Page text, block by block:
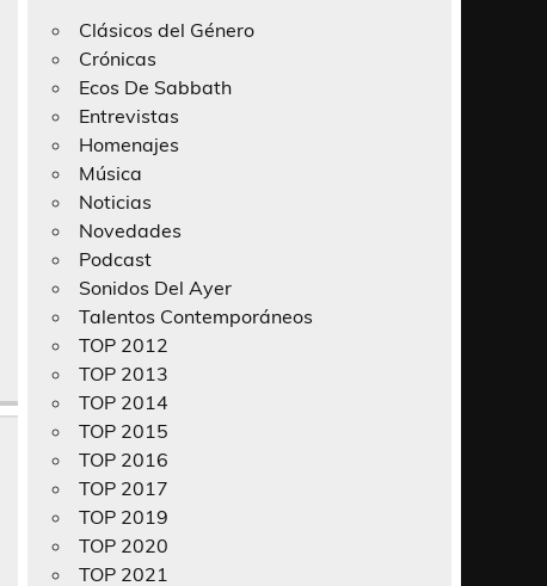
Clásicos del Género
Crónicas
Ecos De Sabbath
Entrevistas
Homenajes
Música
Noticias
Novedades
Podcast
Sonidos Del Ayer
Talentos Contemporáneos
TOP 2012
TOP 2013
TOP 2014
TOP 2015
TOP 2016
TOP 2017
TOP 2019
TOP 2020
TOP 2021